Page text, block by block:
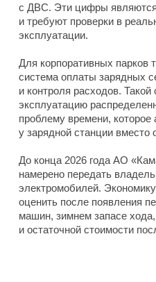
с ДВС. Эти цифры являются
и требуют проверки в
эксплуатации.
Для корпоративных парков
система оплаты зарядных
и контроля расходов.
эксплуатацию
проблему времени,
у зарядной станции
До конца 2026 года АО
намерено передать
электромобилей.
оценить после появления
машин, зимнем запасе
и остаточной стоимости